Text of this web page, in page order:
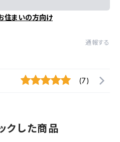
住まいの方向け
通報する
(7)
クした商品